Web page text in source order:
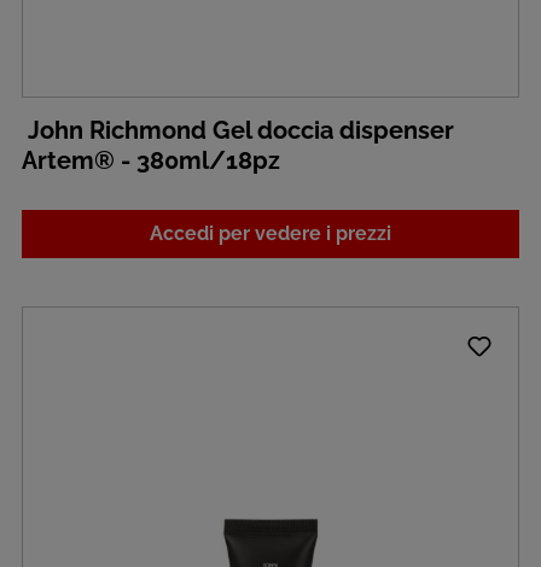
John Richmond Gel doccia dispenser
Artem® - 380ml/18pz
Accedi per vedere i prezzi